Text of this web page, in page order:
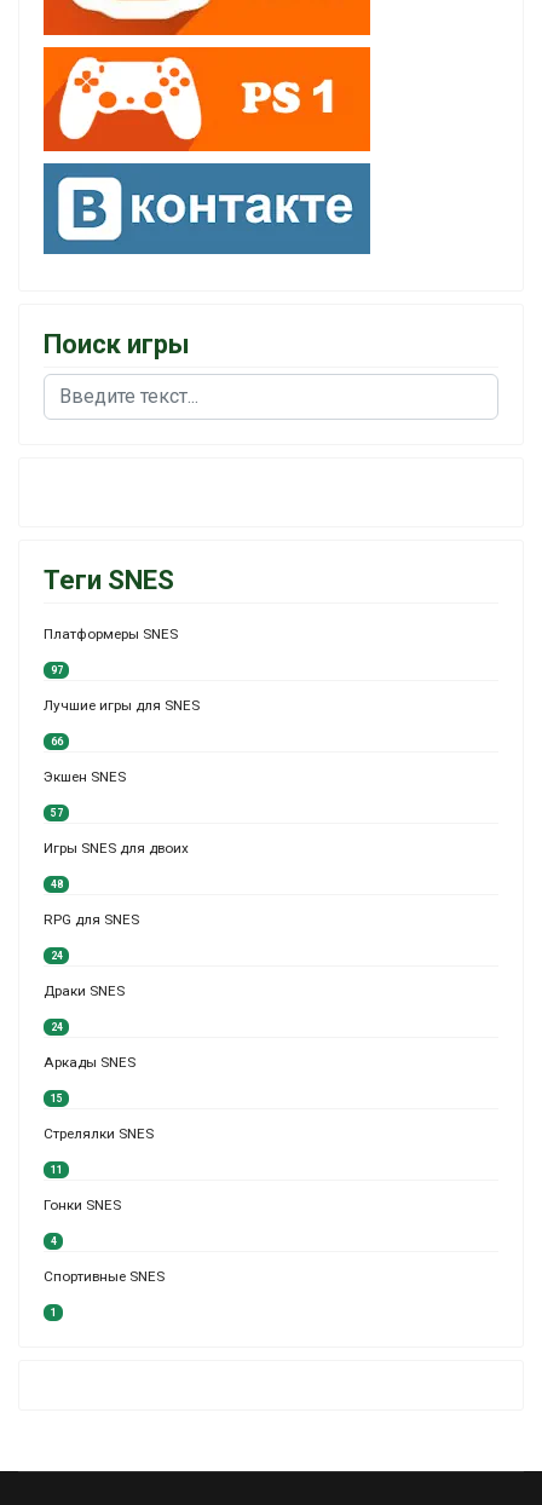
Поиск игры
Поиск
Теги SNES
Платформеры SNES
97
Лучшие игры для SNES
66
Экшен SNES
57
Игры SNES для двоих
48
RPG для SNES
24
Драки SNES
24
Аркады SNES
15
Стрелялки SNES
11
Гонки SNES
4
Спортивные SNES
1